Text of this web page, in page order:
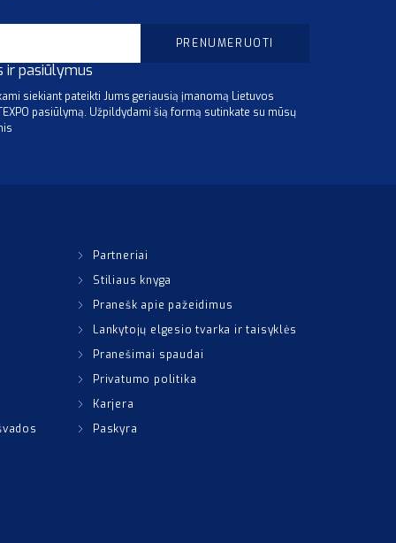
ir pasiūlymus
siekiant pateikti Jums geriausią įmanomą Lietuvos
pasiūlymą. Užpildydami šią formą sutinkate su mūsų
Partneriai
Stiliaus knyga
Pranešk apie pažeidimus
Lankytojų elgesio tvarka ir taisyklės
Pranešimai spaudai
Privatumo politika
Karjera
Paskyra